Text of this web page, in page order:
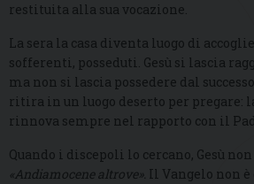
restituita alla sua vocazione.
La sera la casa diventa luogo di
sofferenti, posseduti. Gesù si lascia
ma non si lascia possedere dal
ritira in un luogo deserto per pregare:
rinnova sempre nel rapporto con il
Quando i discepoli lo cercano, Gesù
«Andiamocene altrove». Il Vangelo non è